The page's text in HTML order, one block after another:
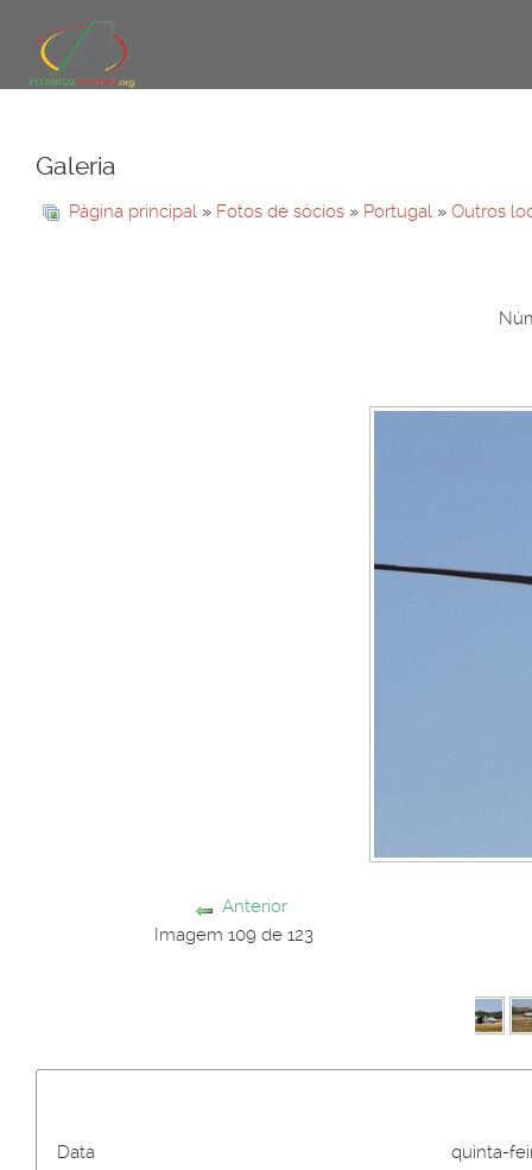
Galeria
Página principal » Fotos de sócios » Portugal » Outros
Anterior
Imagem 109 de 123
Data quinta-